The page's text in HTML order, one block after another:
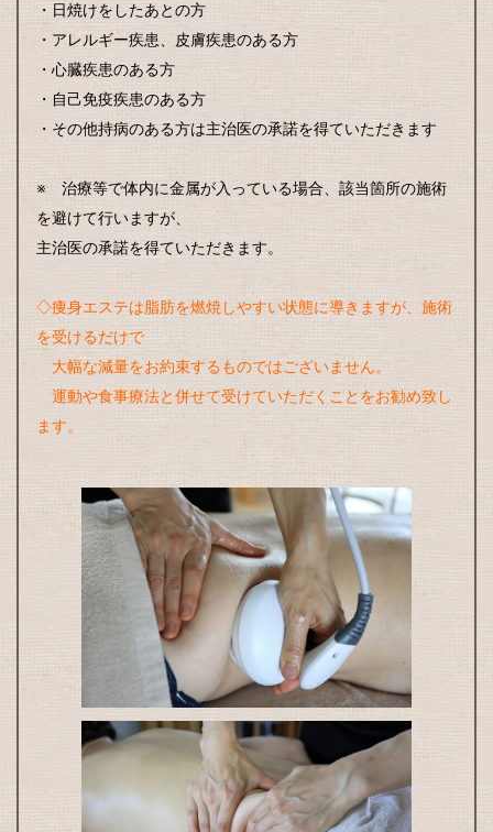
・日焼けをしたあとの方
・アレルギー疾患、皮膚疾患のある方
・心臓疾患のある方
・自己免疫疾患のある方
・その他持病のある方は主治医の承諾を得ていただきます
※ 治療等で体内に金属が入っている場合、該当箇所の施術
を避けて行いますが、
主治医の承諾を得ていただきます。
◇痩身エステは脂肪を燃焼しやすい状態に導きますが、施術
を受けるだけで
大幅な減量をお約束するものではございません。
運動や食事療法と併せて受けていただくことをお勧め致し
ます。